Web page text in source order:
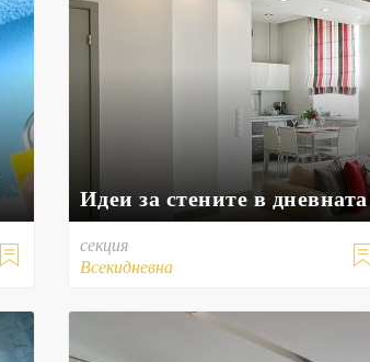

Идеи за стените в дневната

секция
Всекидневна